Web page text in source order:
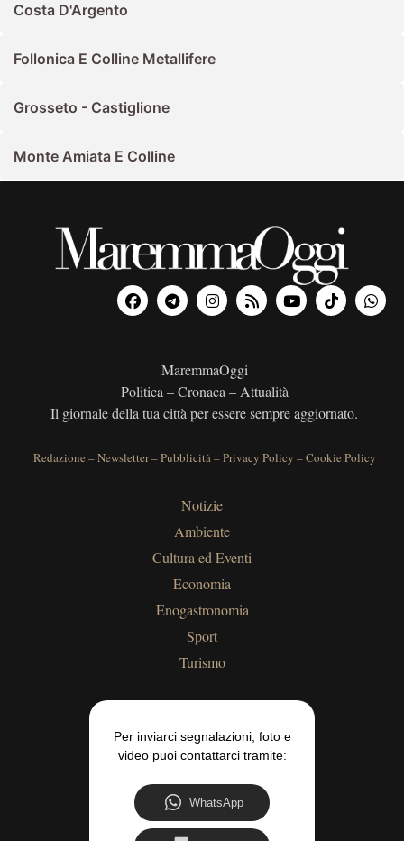
Costa D'Argento
Follonica E Colline Metallifere
Grosseto - Castiglione
Monte Amiata E Colline
MaremmaOggi
Politica – Cronaca – Attualità
Il giornale della tua città per essere sempre aggiornato.
Redazione –Newsletter–Pubblicità–Privacy Policy –Cookie Policy
Notizie
Ambiente
Cultura ed Eventi
Economia
Enogastronomia
Sport
Turismo
Per inviarci segnalazioni, foto e
video puoi contattarci tramite:
WhatsApp